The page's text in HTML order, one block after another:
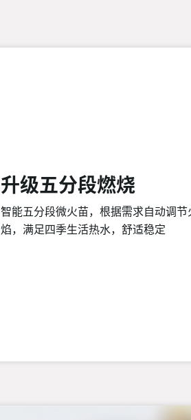
升级五分段燃烧
智能五分段微火苗，根据需求自动调节
焰，满足四季生活热水，舒适稳定